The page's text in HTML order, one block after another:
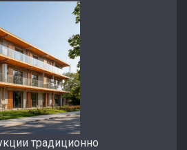
традиционно